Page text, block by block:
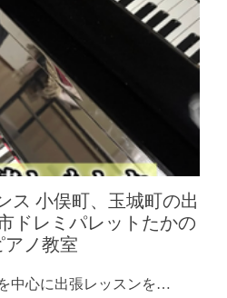
ス 小俣町、玉城町の出
ドレミパレットたかの
アノ教室
中心に出張レッスンを…